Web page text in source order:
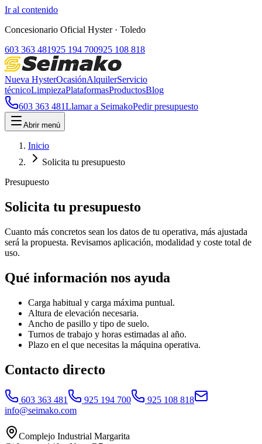
Ir al contenido
Concesionario Oficial Hyster· Toledo
603 363 481925 194 700925 108 818
Nueva HysterOcasiónAlquilerServicio
técnicoLimpiezaPlataformasProductosBlog
603 363 481Llamar a SeimakoPedir presupuesto
Abrir menú
Inicio
Solicita tu presupuesto
Presupuesto
Solicita tu presupuesto
Cuanto más concretos sean los datos de tu operativa, más ajustada
será la propuesta. Revisamos aplicación, modalidad y coste total de
uso.
Qué información nos ayuda
Carga habitual y carga máxima puntual.
Altura de elevación necesaria.
Ancho de pasillo y tipo de suelo.
Turnos de trabajo y horas estimadas al año.
Plazo en el que necesitas la máquina operativa.
Contacto directo
603 363 481 925 194 700
925 108 818
info@seimako.com
Complejo Industrial Margarita